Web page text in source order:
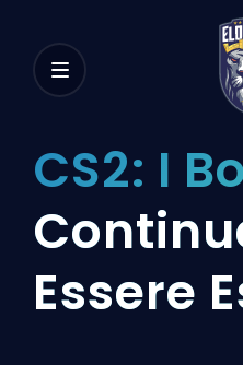
CS2: I
Essere